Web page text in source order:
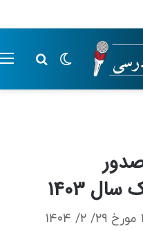
پایان تابستان 1405
تغییر پوسته
1403
بخشنامه شماره ۲۸/ ۱۴۰۴/ ۲۰۰ مورخ ۲۹/ ۲/ ۱۴۰۴